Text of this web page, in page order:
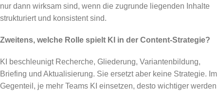
nur dann wirksam sind, wenn die zugrunde liegenden Inhalte
strukturiert und konsistent sind.
Zweitens, welche Rolle spielt KI in der Content-Strategie?
KI beschleunigt Recherche, Gliederung, Variantenbildung,
Briefing und Aktualisierung. Sie ersetzt aber keine Strategie. Im
Gegenteil, je mehr Teams KI einsetzen, desto wichtiger werden